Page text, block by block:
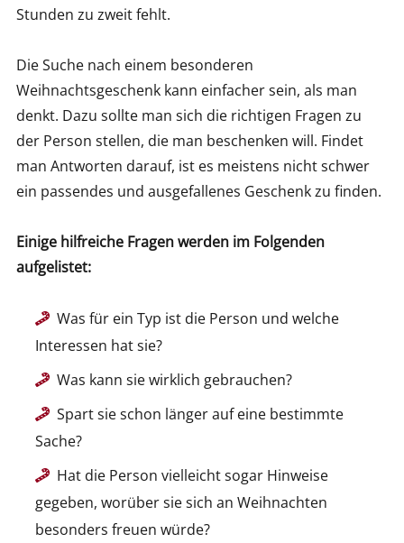
Stunden zu zweit fehlt.
Die Suche nach einem besonderen
Weihnachtsgeschenk kann einfacher sein, als man
denkt. Dazu sollte man sich die richtigen Fragen zu
der Person stellen, die man beschenken will. Findet
man Antworten darauf, ist es meistens nicht schwer
ein passendes und ausgefallenes Geschenk zu finden.
Einige hilfreiche Fragen werden im Folgenden
aufgelistet:
Was für ein Typ ist die Person und welche
Interessen hat sie?
Was kann sie wirklich gebrauchen?
Spart sie schon länger auf eine bestimmte
Sache?
Hat die Person vielleicht sogar Hinweise
gegeben, worüber sie sich an Weihnachten
besonders freuen würde?